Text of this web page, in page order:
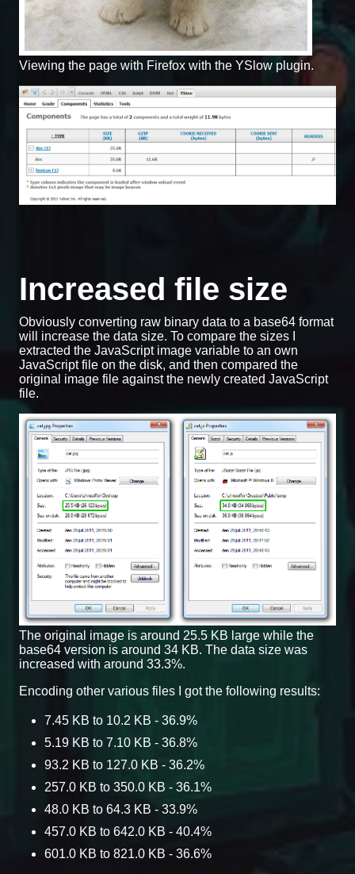
Viewing the page with Firefox with the YSlow plugin.
Increased file size
Obviously converting raw binary data to a base64 format
will increase the data size. To compare the sizes I
extracted the JavaScript image variable to an own
JavaScript file on the disk, and then compared the
original image file against the newly created JavaScript
file.
The original image is around 25.5 KB large while the
base64 version is around 34 KB. The data size was
increased with around 33.3%.
Encoding other various files I got the following results:
7.45 KB to 10.2 KB - 36.9%
5.19 KB to 7.10 KB - 36.8%
93.2 KB to 127.0 KB - 36.2%
257.0 KB to 350.0 KB - 36.1%
48.0 KB to 64.3 KB - 33.9%
457.0 KB to 642.0 KB - 40.4%
601.0 KB to 821.0 KB - 36.6%